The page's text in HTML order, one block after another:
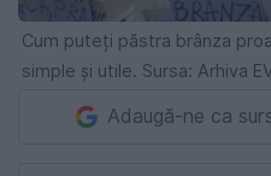
Cum puteți păstra brânza
simple și utile. Sursa: Arhiva
Adaugă-ne ca